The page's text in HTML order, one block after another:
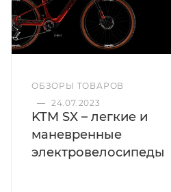
ОБЗОРЫ ТОВАРОВ
— 24.07.2023
KTM SX – легкие и
маневренные
электровелосипеды